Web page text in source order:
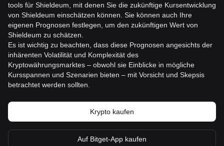
tools für Shieldeum, mit denen Sie die zukünftige Kursentwicklung
von Shieldeum einschätzen können. Sie können auch Ihre
eigenen Prognosen festlegen, um den zukünftigen Wert von
Shieldeum zu schätzen.
Es ist wichtig zu beachten, dass diese Prognosen angesichts der
inhärenten Volatilität und Komplexität des
Kryptowährungsmarktes – obwohl sie Einblicke in mögliche
Kursspannen und Szenarien bieten – mit Vorsicht und Skepsis
betrachtet werden sollten.
Krypto kaufen
Auf Bitget-App kaufen